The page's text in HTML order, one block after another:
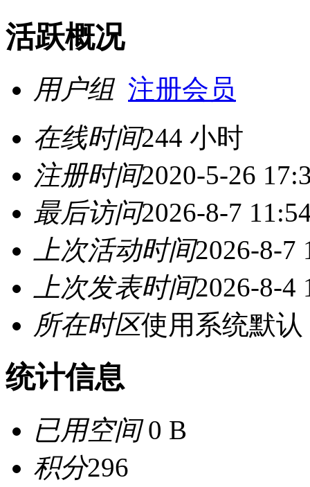
活跃概况
用户组 注册会员
在线时间244 小时
注册时间2020-5-26
最后访问2026-8-7
上次活动时间2026-8-7
上次发表时间2026-8-4
所在时区使用系统默认
统计信息
已用空间0 B
积分296